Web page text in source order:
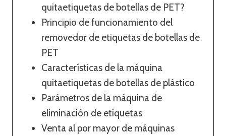
quitaetiquetas de botellas de PET?
Principio de funcionamiento del
removedor de etiquetas de botellas de
PET
Características de la máquina
quitaetiquetas de botellas de plástico
Parámetros de la máquina de
eliminación de etiquetas
Venta al por mayor de máquinas